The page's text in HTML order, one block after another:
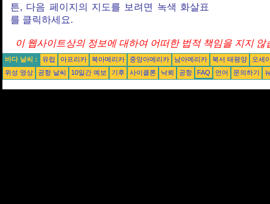
튼, 다음 페이지의 지도를 보려면 녹색 화살표
를 클릭하세요.
이 웹사이트상의 정보에 대하여 어떠한 법적 책임을 지지 않
바다 날씨 : 유럽 아프리카 북아메리카 중앙아메리카 남아메리카 북서 태평양
오세
위성 영상
공항 날씨 10일간 예보 기후 사이클론 낙뢰 공항 FAQ 언어 문의하기